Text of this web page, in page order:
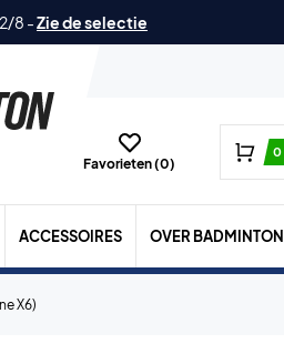
8 -Zie de selectie
Favorieten (0)
0
ACCESSOIRES OVER BADMINTON
X6)